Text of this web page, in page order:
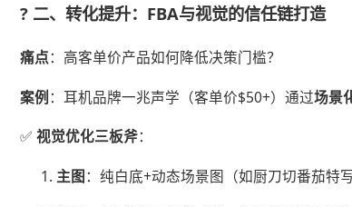
? ​ ​二、转化提升：FBA与视觉的信任链打造​
​痛点​​：高客单价产品如何降低决策门槛？
​案例​ ​：耳机品牌一兆声学（客单价$50+）通过​场景
✅ ​​视觉优化三板斧​​：
​主图​：纯白底+动态场景图（如厨刀切番茄特